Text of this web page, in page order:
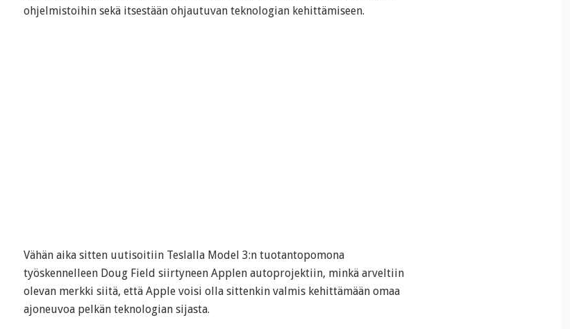
ohjelmistoihin sekä itsestään ohjautuvan teknologian kehittämiseen.
Vähän aika sitten uutisoitiin Teslalla Model 3:n tuotantopomona
työskennelleen Doug Field siirtyneen Applen autoprojektiin, minkä arveltiin
olevan merkki siitä, että Apple voisi olla sittenkin valmis kehittämään omaa
ajoneuvoa pelkän teknologian sijasta.